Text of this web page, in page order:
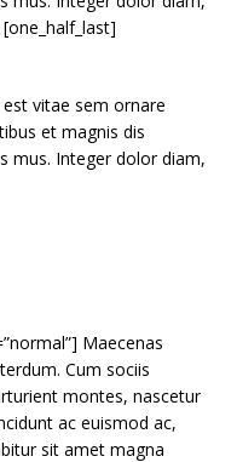
vitae sem ornare
et magnis dis
mus. Integer dolor diam,
Maecenas
Cum sociis
montes, nascetur
ac euismod ac,
sit amet magna